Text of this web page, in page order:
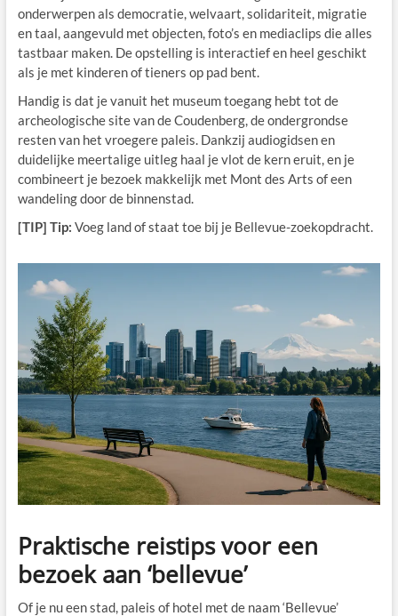
onderwerpen als democratie, welvaart, solidariteit, migratie
en taal, aangevuld met objecten, foto’s en mediaclips die alles
tastbaar maken. De opstelling is interactief en heel geschikt
als je met kinderen of tieners op pad bent.
Handig is dat je vanuit het museum toegang hebt tot de
archeologische site van de Coudenberg, de ondergrondse
resten van het vroegere paleis. Dankzij audiogidsen en
duidelijke meertalige uitleg haal je vlot de kern eruit, en je
combineert je bezoek makkelijk met Mont des Arts of een
wandeling door de binnenstad.
[TIP] Tip: Voeg land of staat toe bij je Bellevue-zoekopdracht.
Praktische reistips voor een
bezoek aan ‘bellevue’
Of je nu een stad, paleis of hotel met de naam ‘Bellevue’